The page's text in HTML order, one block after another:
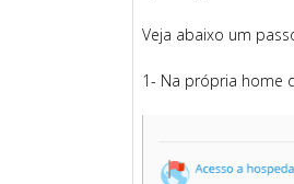
Veja abaixo um
1- Na própria home